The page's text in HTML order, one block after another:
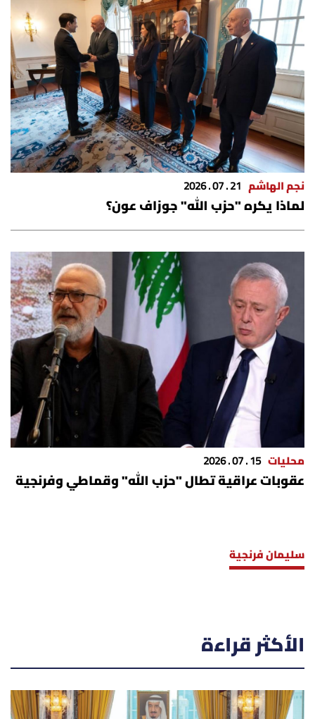
نجم الهاشم 21 . 07 . 2026
لماذا يكره "حزب الله" جوزاف عون؟
محليات 15 . 07 . 2026
عقوبات عراقية تطال "حزب الله" وقماطي وفرنجية
سليمان فرنجية
الأكثر قراءة